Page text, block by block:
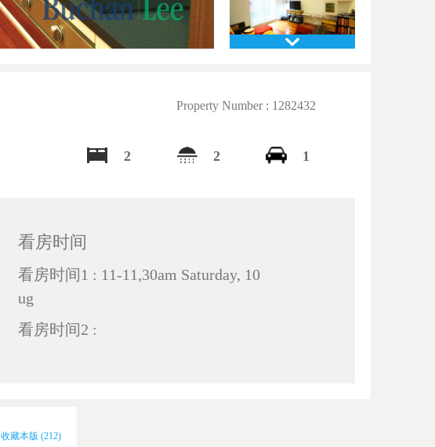
Property Number : 1282432
2 2 1
看房时间
看房时间1 : 11-11,30am Saturday, 10
ug
看房时间2 :
收藏本版 (212)